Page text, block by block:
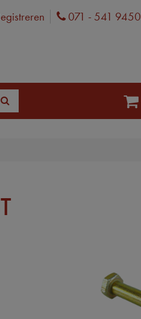
Phone
071 - 541 9450